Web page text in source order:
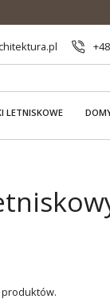
LETNISKOWE